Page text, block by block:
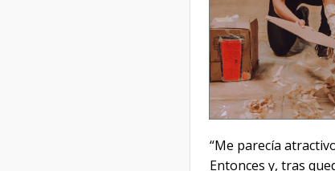
“Me parecía
Entonces y, tras